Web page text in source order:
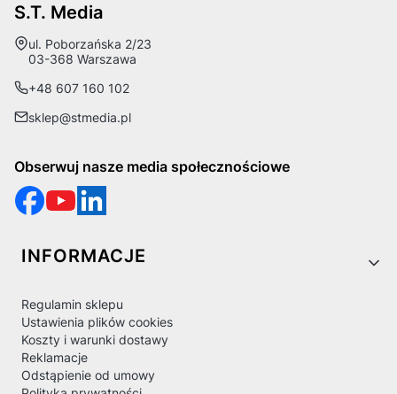
S.T. Media
Adres:
ul. Poborzańska 2/23
03-368 Warszawa
+48 607 160 102
sklep@stmedia.pl
Obserwuj nasze media społecznościowe
Linki w stopce
INFORMACJE
Regulamin sklepu
Ustawienia plików cookies
Koszty i warunki dostawy
Reklamacje
Odstąpienie od umowy